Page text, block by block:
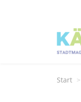
Start